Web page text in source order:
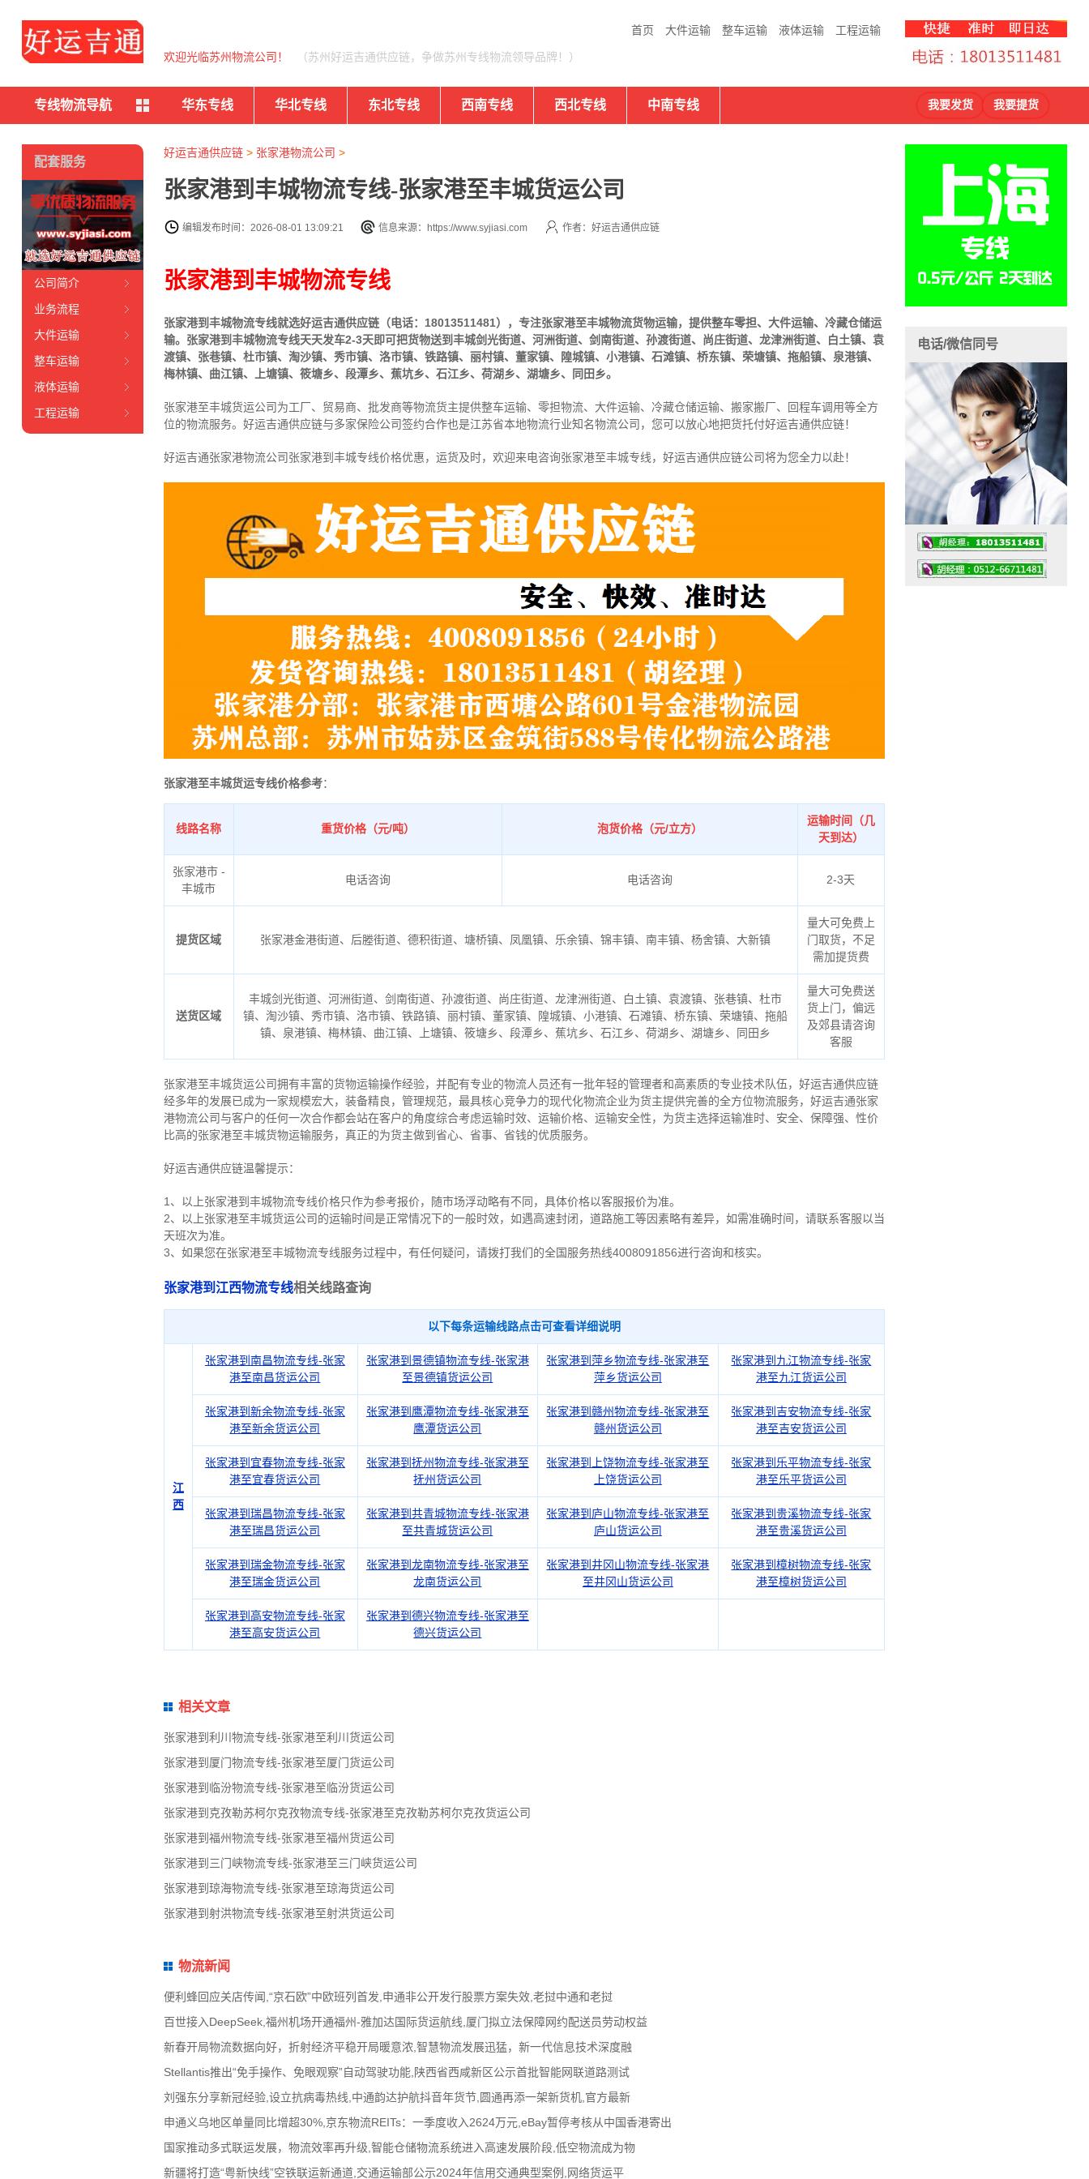
首页 大件运输 整车运输 液体运输 工程运输
欢迎光临苏州物流公司！ （苏州好运吉通供应链，争做苏州专线物流领导品牌！）
专线物流导航 华东专线 华北专线 东北专线 西南专线 西北专线 中南专线 我要发货 我要提货
好运吉通供应链> 张家港物流公司 >
张家港到丰城物流专线-张家港至丰城货运公司
编辑发布时间：2026-08-01 13:09:21 信息来源：https://www.syjiasi.com 作者：好运吉通供应链
张家港到丰城物流专线
张家港到丰城物流专线就选好运吉通供应链（电话：18013511481），专注张家港至丰城物流货物运输，提供整车零担、大件运输、冷藏仓储运
输。张家港到丰城物流专线天天发车2-3天即可把货物送到丰城剑光街道、河洲街道、剑南街道、孙渡街道、尚庄街道、龙津洲街道、白土镇、袁
渡镇、张巷镇、杜市镇、淘沙镇、秀市镇、洛市镇、铁路镇、丽村镇、董家镇、隍城镇、小港镇、石滩镇、桥东镇、荣塘镇、拖船镇、泉港镇、
梅林镇、曲江镇、上塘镇、筱塘乡、段潭乡、蕉坑乡、石江乡、荷湖乡、湖塘乡、同田乡。
张家港至丰城货运公司为工厂、贸易商、批发商等物流货主提供整车运输、零担物流、大件运输、冷藏仓储运输、搬家搬厂、回程车调用等全方
位的物流服务。好运吉通供应链与多家保险公司签约合作也是江苏省本地物流行业知名物流公司，您可以放心地把货托付好运吉通供应链！
好运吉通张家港物流公司张家港到丰城专线价格优惠，运货及时，欢迎来电咨询张家港至丰城专线，好运吉通供应链公司将为您全力以赴！
张家港至丰城货运专线价格参考：
线路名称 重货价格（元/吨） 泡货价格（元/立方）
运输时间（几
天到达）
张家港市 -
丰城市
电话咨询 电话咨询 2-3天
提货区域 张家港金港街道、后塍街道、德积街道、塘桥镇、凤凰镇、乐余镇、锦丰镇、南丰镇、杨舍镇、大新镇
量大可免费上
门取货，不足
需加提货费
送货区域
丰城剑光街道、河洲街道、剑南街道、孙渡街道、尚庄街道、龙津洲街道、白土镇、袁渡镇、张巷镇、杜市
镇、淘沙镇、秀市镇、洛市镇、铁路镇、丽村镇、董家镇、隍城镇、小港镇、石滩镇、桥东镇、荣塘镇、拖船
镇、泉港镇、梅林镇、曲江镇、上塘镇、筱塘乡、段潭乡、蕉坑乡、石江乡、荷湖乡、湖塘乡、同田乡
量大可免费送
货上门，偏远
及郊县请咨询
客服
张家港至丰城货运公司拥有丰富的货物运输操作经验，并配有专业的物流人员还有一批年轻的管理者和高素质的专业技术队伍，好运吉通供应链
经多年的发展已成为一家规模宏大，装备精良，管理规范，最具核心竞争力的现代化物流企业为货主提供完善的全方位物流服务，好运吉通张家
港物流公司与客户的任何一次合作都会站在客户的角度综合考虑运输时效、运输价格、运输安全性，为货主选择运输准时、安全、保障强、性价
比高的张家港至丰城货物运输服务，真正的为货主做到省心、省事、省钱的优质服务。
好运吉通供应链温馨提示：
1、以上张家港到丰城物流专线价格只作为参考报价，随市场浮动略有不同，具体价格以客服报价为准。
2、以上张家港至丰城货运公司的运输时间是正常情况下的一般时效，如遇高速封闭，道路施工等因素略有差异，如需准确时间，请联系客服以当
天班次为准。
3、如果您在张家港至丰城物流专线服务过程中，有任何疑问，请拨打我们的全国服务热线4008091856进行咨询和核实。
张家港到江西物流专线相关线路查询
以下每条运输线路点击可查看详细说明
江
西
张家港到南昌物流专线-张家
港至南昌货运公司
张家港到景德镇物流专线-张家港
至景德镇货运公司
张家港到萍乡物流专线-张家港至
萍乡货运公司
张家港到九江物流专线-张家
港至九江货运公司
张家港到新余物流专线-张家
港至新余货运公司
张家港到鹰潭物流专线-张家港至
鹰潭货运公司
张家港到赣州物流专线-张家港至
赣州货运公司
张家港到吉安物流专线-张家
港至吉安货运公司
张家港到宜春物流专线-张家
港至宜春货运公司
张家港到抚州物流专线-张家港至
抚州货运公司
张家港到上饶物流专线-张家港至
上饶货运公司
张家港到乐平物流专线-张家
港至乐平货运公司
张家港到瑞昌物流专线-张家
港至瑞昌货运公司
张家港到共青城物流专线-张家港
至共青城货运公司
张家港到庐山物流专线-张家港至
庐山货运公司
张家港到贵溪物流专线-张家
港至贵溪货运公司
张家港到瑞金物流专线-张家
港至瑞金货运公司
张家港到龙南物流专线-张家港至
龙南货运公司
张家港到井冈山物流专线-张家港
至井冈山货运公司
张家港到樟树物流专线-张家
港至樟树货运公司
张家港到高安物流专线-张家
港至高安货运公司
张家港到德兴物流专线-张家港至
德兴货运公司
相关文章
张家港到利川物流专线-张家港至利川货运公司
张家港到厦门物流专线-张家港至厦门货运公司
张家港到临汾物流专线-张家港至临汾货运公司
张家港到克孜勒苏柯尔克孜物流专线-张家港至克孜勒苏柯尔克孜货运公司
张家港到福州物流专线-张家港至福州货运公司
张家港到三门峡物流专线-张家港至三门峡货运公司
张家港到琼海物流专线-张家港至琼海货运公司
张家港到射洪物流专线-张家港至射洪货运公司
物流新闻
便利蜂回应关店传闻,“京石欧”中欧班列首发,申通非公开发行股票方案失效,老挝中通和老挝
百世接入DeepSeek,福州机场开通福州-雅加达国际货运航线,厦门拟立法保障网约配送员劳动权益
新春开局物流数据向好，折射经济平稳开局暖意浓,智慧物流发展迅猛，新一代信息技术深度融
Stellantis推出“免手操作、免眼观察”自动驾驶功能,陕西省西咸新区公示首批智能网联道路测试
刘强东分享新冠经验,设立抗病毒热线,中通韵达护航抖音年货节,圆通再添一架新货机,官方最新
申通义乌地区单量同比增超30%,京东物流REITs：一季度收入2624万元,eBay暂停考核从中国香港寄出
国家推动多式联运发展，物流效率再升级,智能仓储物流系统进入高速发展阶段,低空物流成为物
新疆将打造“粤新快线”空铁联运新通道,交通运输部公示2024年信用交通典型案例,网络货运平
配套服务
公司简介
业务流程
大件运输
整车运输
液体运输
工程运输
电话/微信同号